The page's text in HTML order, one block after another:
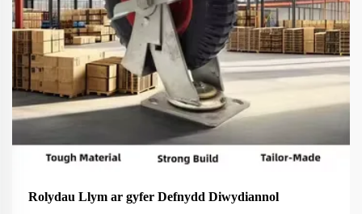
Rolydau Llym ar gyfer Defnydd Diwydiannol